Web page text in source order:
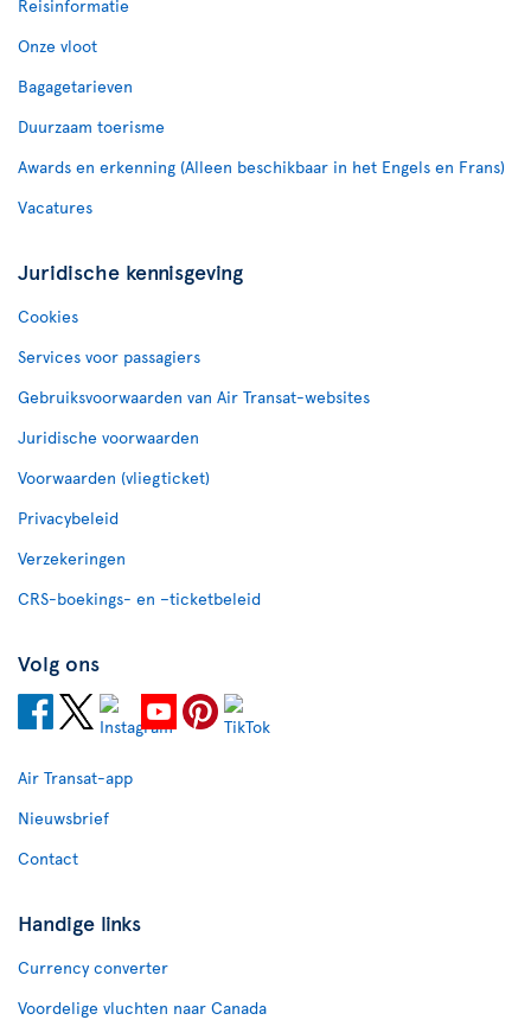
Reisinformatie
Onze vloot
Bagagetarieven
Duurzaam toerisme
Awards en erkenning (Alleen beschikbaar in het Engels en Frans)
Vacatures
Juridische kennisgeving
Cookies
Services voor passagiers
Gebruiksvoorwaarden van Air Transat-websites
Juridische voorwaarden
Voorwaarden (vliegticket)
Privacybeleid
Verzekeringen
CRS-boekings- en –ticketbeleid
Volg ons
Air Transat-app
Nieuwsbrief
Contact
Handige links
Currency converter
Voordelige vluchten naar Canada